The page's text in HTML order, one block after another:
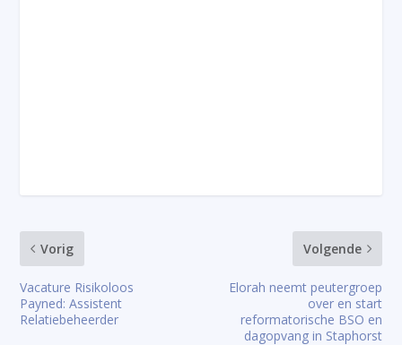
Vorig
Vacature Risikoloos
Payned: Assistent
Relatiebeheerder
Volgende
Elorah neemt peutergroep
over en start
reformatorische BSO en
dagopvang in Staphorst